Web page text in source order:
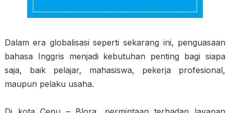
Dalam era globalisasi seperti sekarang ini, penguasaan
bahasa Inggris menjadi kebutuhan penting bagi siapa
saja, baik pelajar, mahasiswa, pekerja profesional,
maupun pelaku usaha.